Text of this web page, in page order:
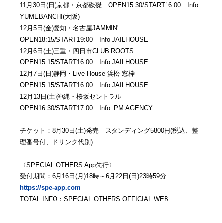
11月30日(日)京都・京都磔磔 OPEN15:30/START16:00 Info.
YUMEBANCHI(大阪)
12月5日(金)愛知・名古屋JAMMIN'
OPEN18:15/START19:00 Info.JAILHOUSE
12月6日(土)三重・四日市CLUB ROOTS
OPEN15:15/START16:00 Info.JAILHOUSE
12月7日(日)静岡・Live House 浜松 窓枠
OPEN15:15/START16:00 Info.JAILHOUSE
12月13日(土)沖縄・桜坂セントラル
OPEN16:30/START17:00 Info. PM AGENCY
チケット：8月30日(土)発売 スタンディング5800円(税込、整
理番号付、ドリンク代別)
〈SPECIAL OTHERS App先行〉
受付期間：6月16日(月)18時～6月22日(日)23時59分
https://spe-app.com
TOTAL INFO：SPECIAL OTHERS OFFICIAL WEB